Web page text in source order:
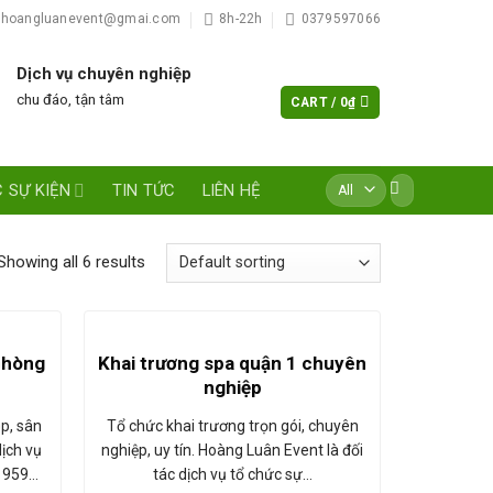
hoangluanevent@gmai.com 8h-22h 0379597066
Dịch vụ chuyên nghiệp
chu đáo, tận tâm CART / 0₫
SỰ KIỆN TIN TỨC LIÊN HỆ
Search
for:
all 6 results
sân
vụ
Khai trương spa quận 1 chuyên
nghiệp
Tổ chức khai trương trọn gói, chuyên
nghiệp, uy tín. Hoàng Luân Event là đối
tác dịch vụ tổ chức sự…